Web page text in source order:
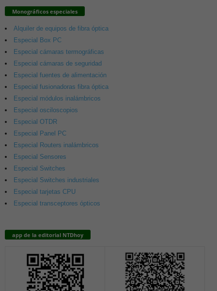
Monográficos especiales
Alquiler de equipos de fibra óptica
Especial Box PC
Especial cámaras termográficas
Especial cámaras de seguridad
Especial fuentes de alimentación
Especial fusionadoras fibra óptica
Especial módulos inalámbricos
Especial osciloscopios
Especial OTDR
Especial Panel PC
Especial Routers inalámbricos
Especial Sensores
Especial Switches
Especial Switches industriales
Especial tarjetas CPU
Especial transceptores ópticos
app de la editorial NTDhoy